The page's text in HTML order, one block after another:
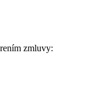
zmluvy: